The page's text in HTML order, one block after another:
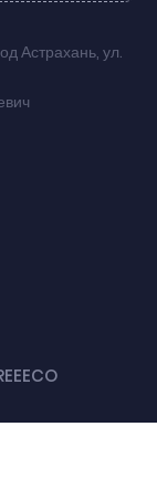
Астрахань, ул.